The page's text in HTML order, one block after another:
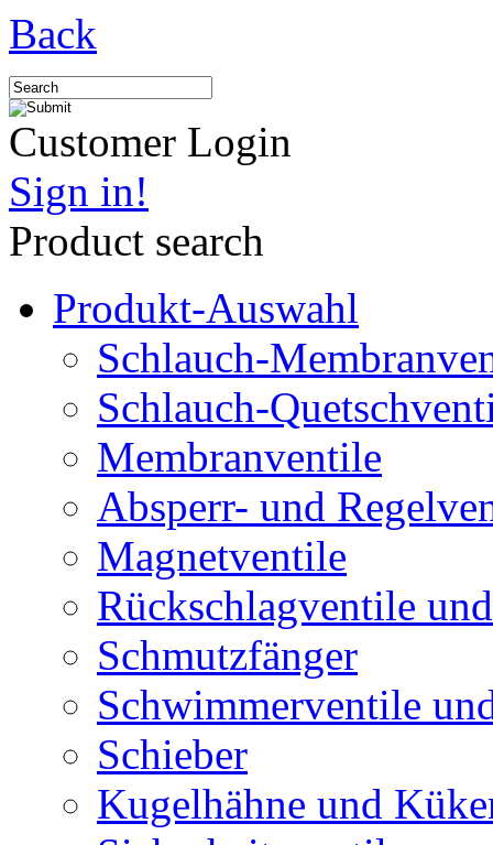
Back
Customer Login
Sign in!
Product search
Produkt-Auswahl
Schlauch-
Schlauch-
Membranventile
Absperr- und
Magnetventile
Rückschlagventile
Schmutzfänger
Schwimmerventile
Schieber
Kugelhähne und